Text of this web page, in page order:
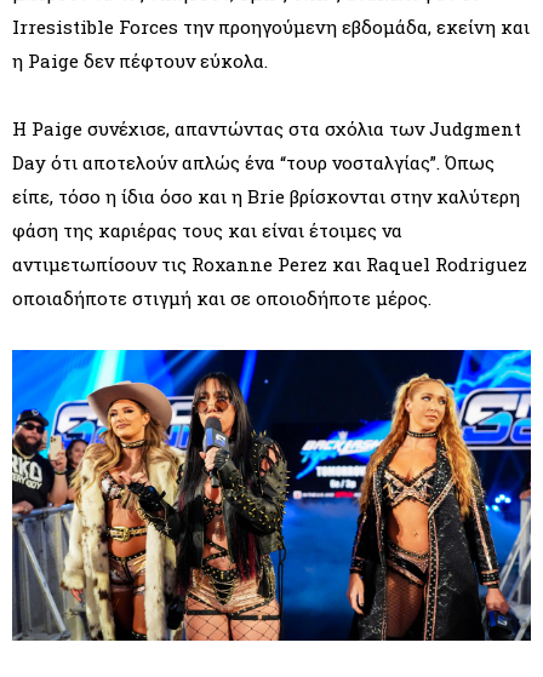
Irresistible Forces την προηγούμενη εβδομάδα, εκείνη και
η Paige δεν πέφτουν εύκολα.
Η Paige συνέχισε, απαντώντας στα σχόλια των Judgment
Day ότι αποτελούν απλώς ένα “τουρ νοσταλγίας”. Όπως
είπε, τόσο η ίδια όσο και η Brie βρίσκονται στην καλύτερη
φάση της καριέρας τους και είναι έτοιμες να
αντιμετωπίσουν τις Roxanne Perez και Raquel Rodriguez
οποιαδήποτε στιγμή και σε οποιοδήποτε μέρος.